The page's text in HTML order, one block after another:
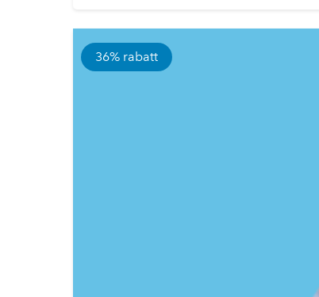
36% rabatt